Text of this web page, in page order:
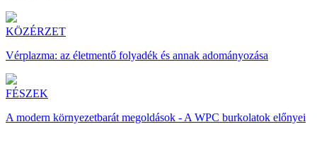
KÖZÉRZET
Vérplazma: az életmentő folyadék és annak adományozása
FÉSZEK
A modern környezetbarát megoldások - A WPC burkolatok előnyei